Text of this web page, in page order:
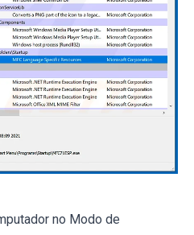
no Modo de